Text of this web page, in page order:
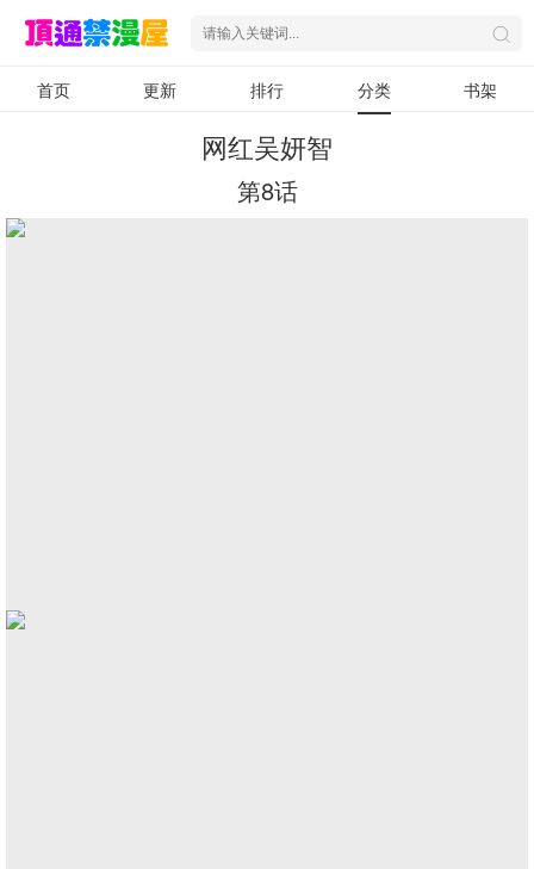
首页 更新 排行 分类 书架
网红吴妍智
第8话